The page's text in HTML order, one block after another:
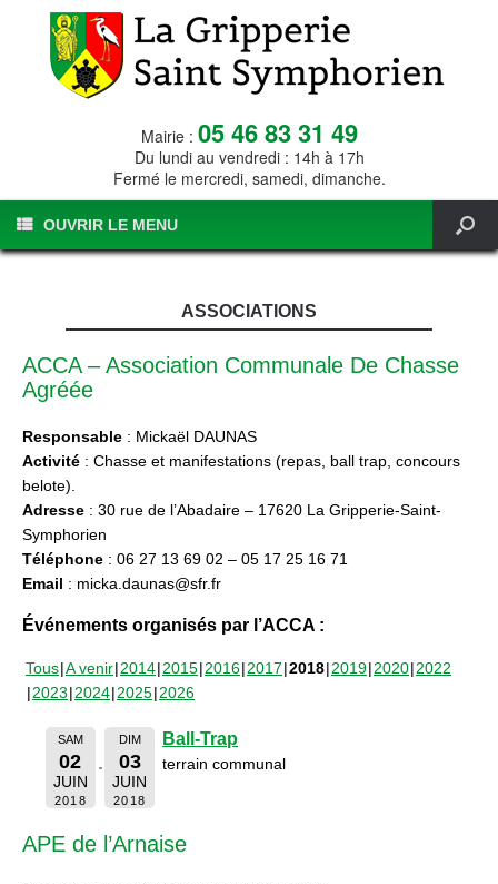
Mairie : 05 46 83 31 49
Du lundi au vendredi : 14h à 17h
Fermé le mercredi, samedi, dimanche.
OUVRIR LE MENU
ASSOCIATIONS
ACCA – Association Communale De Chasse
Agréée
Responsable : Mickaël DAUNAS
Activité : Chasse et manifestations (repas, ball trap, concours
belote).
Adresse : 30 rue de l’Abadaire – 17620 La Gripperie-Saint-
Symphorien
Téléphone : 06 27 13 69 02 – 05 17 25 16 71
Email : micka.daunas@sfr.fr
Événements organisés par l’ACCA :
Tous A venir 2014 2015 2016 2017 2018 2019 2020 2022
2023 2024 2025 2026
SAM
02
JUIN
2018
DIM
03
JUIN
2018
Ball-Trap
terrain communal
APE de l’Arnaise